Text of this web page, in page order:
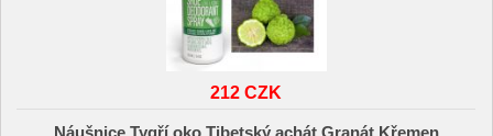
212 CZK